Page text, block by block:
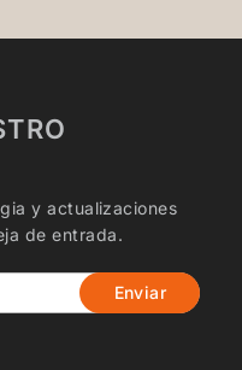
y actualizaciones
de entrada.